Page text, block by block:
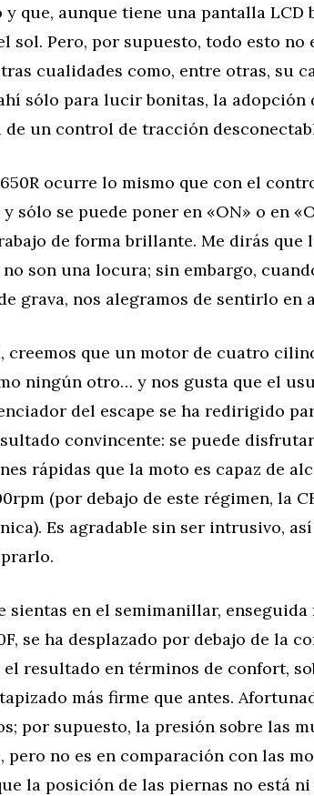
y que, aunque tiene una pantalla
sol. Pero, por supuesto, todo esto
cualidades como, entre otras, su
sólo para lucir bonitas, la adopción
de un control de tracción
ocurre lo mismo que con el
sólo se puede poner en «ON» o en
de forma brillante. Me dirás
son una locura; sin embargo,
grava, nos alegramos de sentirlo en
creemos que un motor de cuatro
ningún otro… y nos gusta que el
del escape se ha redirigido
convincente: se puede
rápidas que la moto es capaz de
(por debajo de este régimen, la
Es agradable sin ser intrusivo,
sientas en el semimanillar,
se ha desplazado por debajo de la
resultado en términos de confort,
más firme que antes.
por supuesto, la presión sobre las
pero no es en comparación con las
la posición de las piernas no está